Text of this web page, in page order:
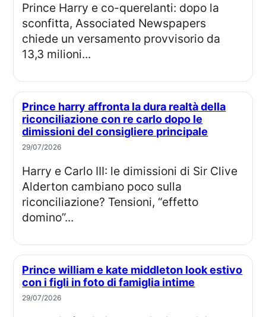
Prince Harry e co-querelanti: dopo la
sconfitta, Associated Newspapers
chiede un versamento provvisorio da
13,3 milioni...
Prince harry affronta la dura realtà della
riconciliazione con re carlo dopo le
dimissioni del consigliere principale
29/07/2026
Harry e Carlo III: le dimissioni di Sir Clive
Alderton cambiano poco sulla
riconciliazione? Tensioni, “effetto
domino”...
Prince william e kate middleton look estivo
con i figli in foto di famiglia intime
29/07/2026